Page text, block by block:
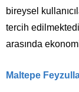
bireysel
tercih
arasında
Maltepe